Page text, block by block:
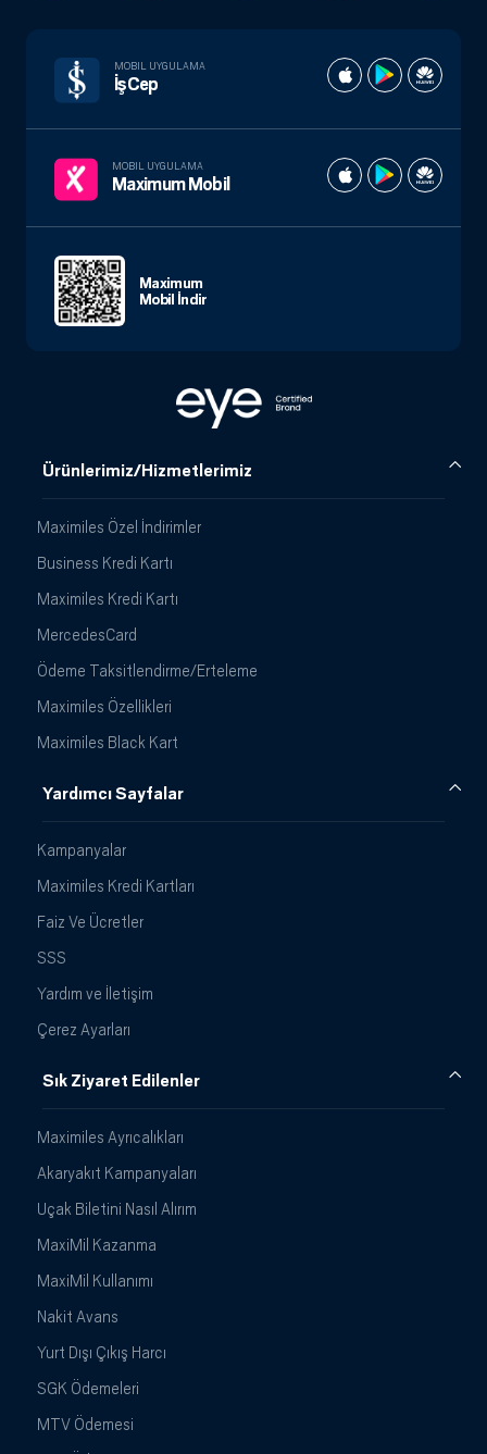
Ürünlerimiz/Hizmetlerimiz
Maximiles Özel İndirimler
Business Kredi Kartı
Maximiles Kredi Kartı
MercedesCard
Ödeme Taksitlendirme/Erteleme
Maximiles Özellikleri
Maximiles Black Kart
Yardımcı Sayfalar
Kampanyalar
Maximiles Kredi Kartları
Faiz Ve Ücretler
SSS
Yardım ve İletişim
Çerez Ayarları
Sık Ziyaret Edilenler
Maximiles Ayrıcalıkları
Akaryakıt Kampanyaları
Uçak Biletini Nasıl Alırım
MaxiMil Kazanma
MaxiMil Kullanımı
Nakit Avans
Yurt Dışı Çıkış Harcı
SGK Ödemeleri
MTV Ödemesi
MOBIL UYGULAMA
İşCep
MOBIL UYGULAMA
Maximum Mobil
Maximum
Mobil İndir